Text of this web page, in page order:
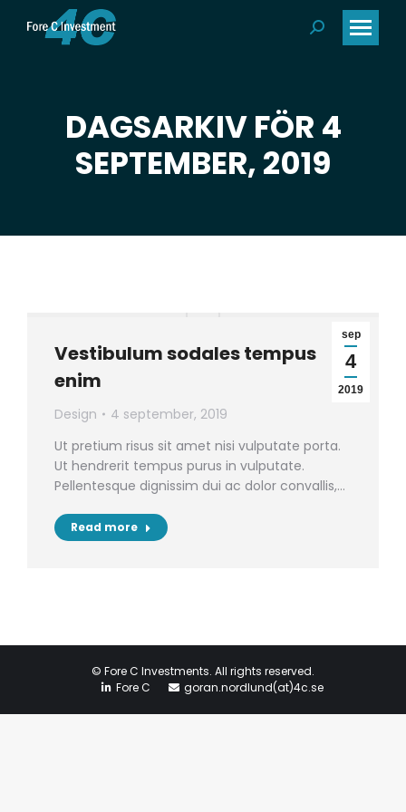
Search:
DAGSARKIV FÖR 4
SEPTEMBER, 2019
Du är här:
sep
4
2019
Vestibulum sodales tempus
enim
Design
4 september, 2019
Ut pretium risus sit amet nisi vulputate porta.
Ut hendrerit tempus purus in vulputate.
Pellentesque dignissim dui ac dolor convallis,…
Read more
© Fore C Investments. All rights reserved.
Fore C
goran.nordlund(at)4c.se